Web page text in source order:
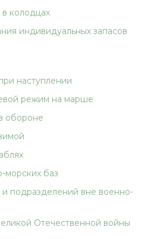
колодцах
индивидуальных запасов
наступлении
режим на марше
обороне
баз
подразделений вне военно-
Отечественной войны